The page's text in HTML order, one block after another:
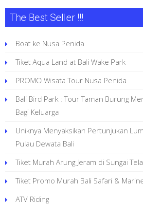
beberapa
varian.
ini
dapat
halaman
produk
The Best Seller !!!
Boat ke Nusa Penida
Tiket Aqua Land at Bali Wake Park
PROMO Wisata Tour Nusa Penida
Bali Bird Park : Tour Taman Burung
Bagi Keluarga
Uniknya Menyaksikan Pertunjukan
Pulau Dewata Bali
Tiket Murah Arung Jeram di Sungai
Tiket Promo Murah Bali Safari &
ATV Riding